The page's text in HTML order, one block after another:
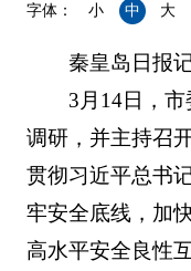
字体： 小 中 大
秦皇岛日报
3月14日，
调研，并主持召
贯彻习近平总书
牢安全底线，加
高水平安全良性